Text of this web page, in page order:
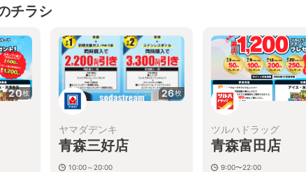
チラシ
20枚 26枚
ヤマダデンキ
青森三好店
10:00～20:00
ツルハドラッグ
青森富田店
9:00〜22:00